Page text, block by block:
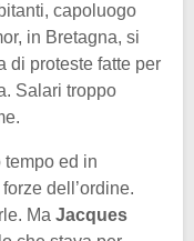
capoluogo
in Bretagna, si
di proteste fatte per
Salari troppo
ed in
dell’ordine.
Ma Jacques